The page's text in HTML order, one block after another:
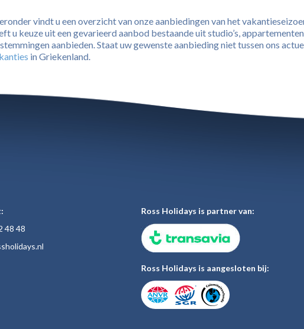
vindt u een overzicht van onze aanbiedingen van het
u keuze uit een gevarieerd aanbod bestaande uit studio’s,
aanbieden. Staat uw gewenste aanbieding niet tussen ons
in Griekenland.
48 48
s.nl
Ross Holidays is partner van:
Ross Holidays is aangesloten bij: